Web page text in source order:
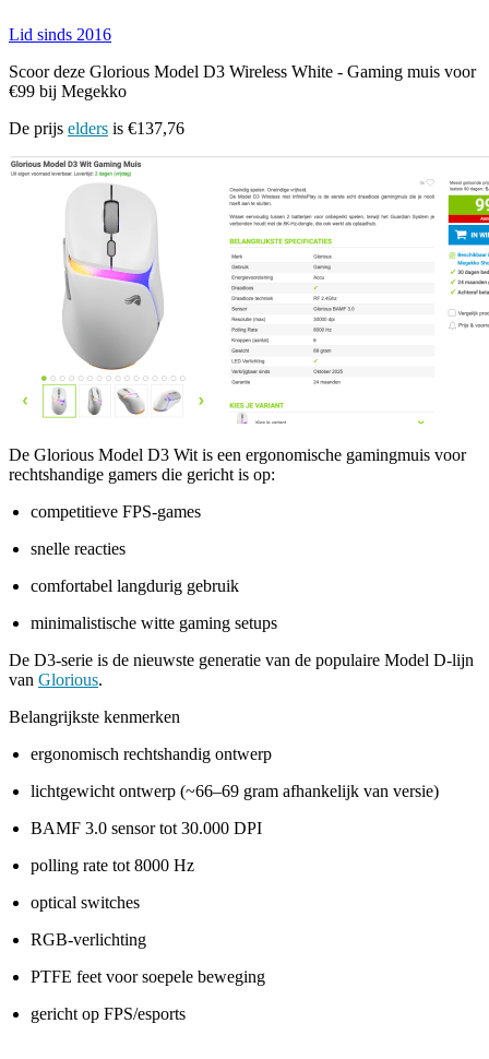
Lid sinds 2016
Scoor deze Glorious Model D3 Wireless White - Gaming muis voor
€99 bij Megekko
De prijs elders is €137,76
De Glorious Model D3 Wit is een ergonomische gamingmuis voor
rechtshandige gamers die gericht is op:
competitieve FPS-games
snelle reacties
comfortabel langdurig gebruik
minimalistische witte gaming setups
De D3-serie is de nieuwste generatie van de populaire Model D-lijn
van Glorious.
Belangrijkste kenmerken
ergonomisch rechtshandig ontwerp
lichtgewicht ontwerp (~66–69 gram afhankelijk van versie)
BAMF 3.0 sensor tot 30.000 DPI
polling rate tot 8000 Hz
optical switches
RGB-verlichting
PTFE feet voor soepele beweging
gericht op FPS/esports